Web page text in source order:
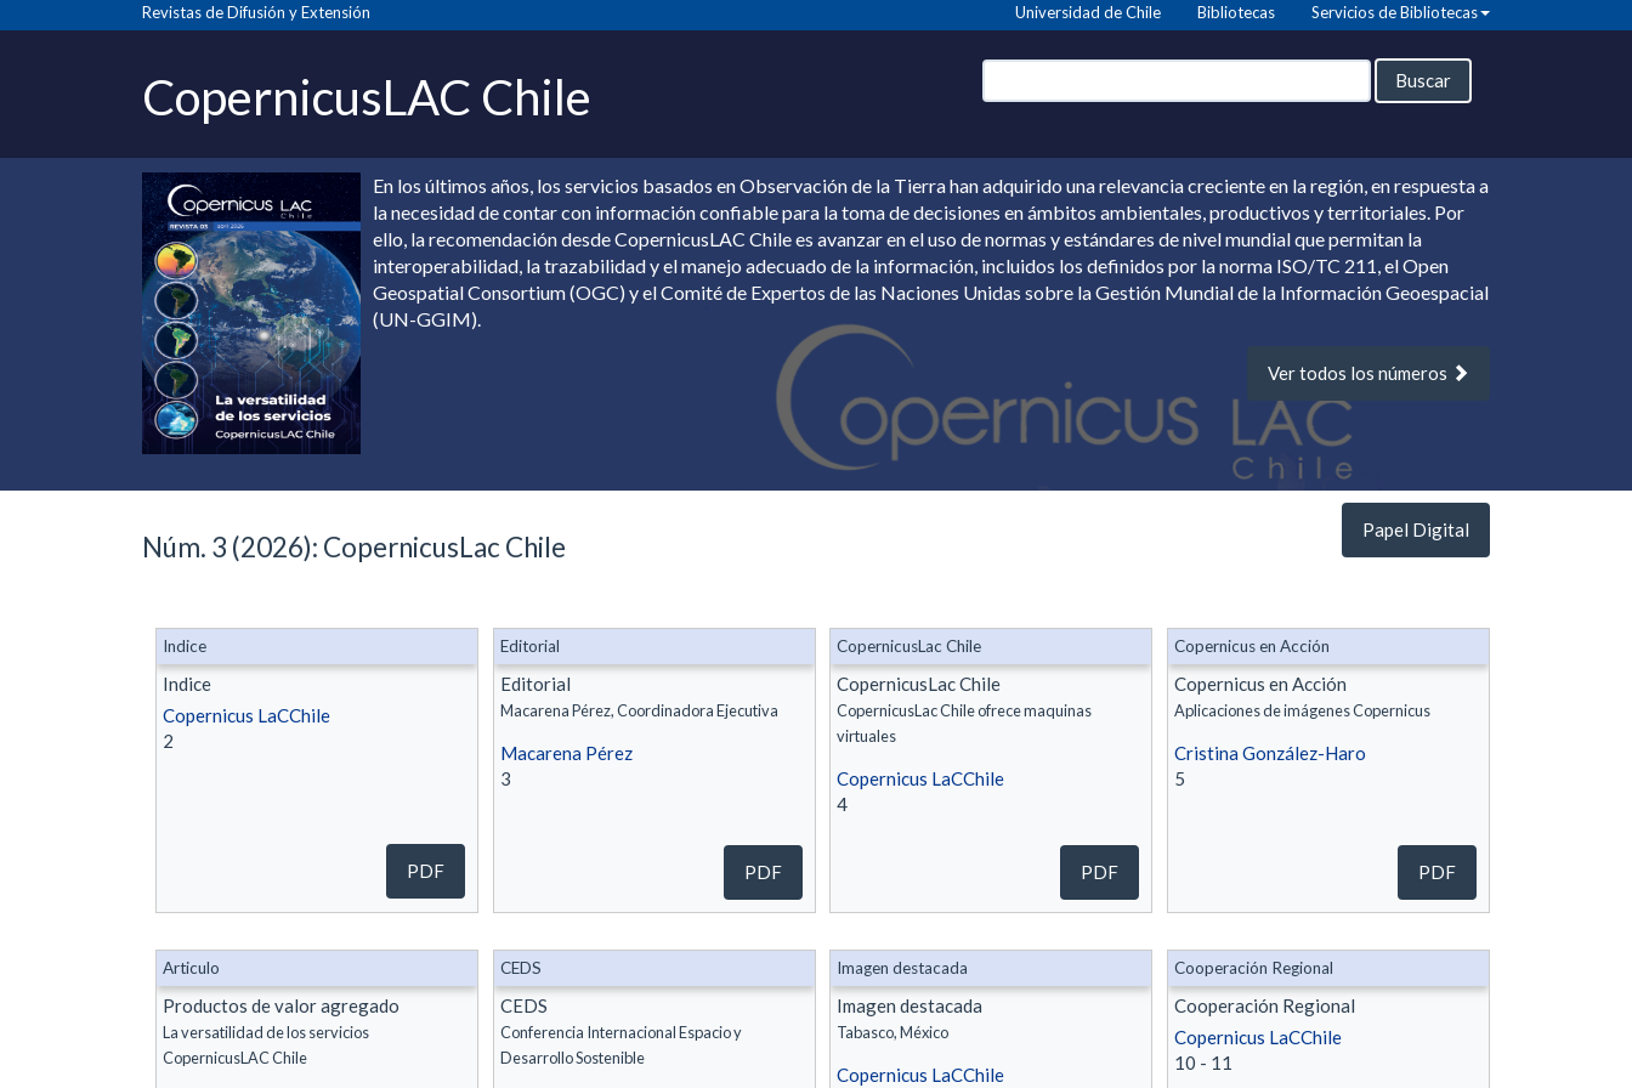
Contenido
Revistas de Difusión y Extensión Universidad de Chile Bibliotecas Servicios de Bibliotecas
CopernicusLAC Chile Buscar
En los últimos años, los servicios basados en Observación de la Tierra han adquirido una relevancia creciente en la región, en respuesta a
la necesidad de contar con información confiable para la toma de decisiones en ámbitos ambientales, productivos y territoriales. Por
ello, la recomendación desde CopernicusLAC Chile es avanzar en el uso de normas y estándares de nivel mundial que permitan la
interoperabilidad, la trazabilidad y el manejo adecuado de la información, incluidos los definidos por la norma ISO/TC 211, el Open
Geospatial Consortium (OGC) y el Comité de Expertos de las Naciones Unidas sobre la Gestión Mundial de la Información Geoespacial
(UN-GGIM).
Ver todos los números
Núm. 3 (2026): CopernicusLac Chile
Papel Digital
Indice
Copernicus LaCChile
2
Indice
PDF
Editorial
Macarena Pérez, Coordinadora Ejecutiva
Macarena Pérez
3
Editorial
PDF
CopernicusLac Chile
CopernicusLac Chile ofrece maquinas
virtuales
Copernicus LaCChile
4
CopernicusLac Chile
PDF
Copernicus en Acción
Aplicaciones de imágenes Copernicus
Cristina González-Haro
5
Copernicus en Acción
PDF
Productos de valor agregado
La versatilidad de los servicios
CopernicusLAC Chile
Articulo
CEDS
Conferencia Internacional Espacio y
Desarrollo Sostenible
CEDS
Imagen destacada
Tabasco, México
Copernicus LaCChile
Imagen destacada
Cooperación Regional
Copernicus LaCChile
10 - 11
Cooperación Regional